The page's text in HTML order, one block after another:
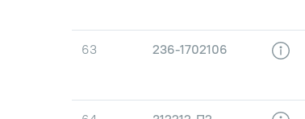
63 236-1702106